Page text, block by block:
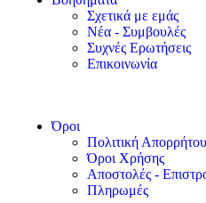
Σχετικά με εμάς
Νέα - Συμβουλές
Συχνές Ερωτήσεις
Επικοινωνία
Όροι
Πολιτική Απορρήτου
Όροι Χρήσης
Αποστολές -
Πληρωμές